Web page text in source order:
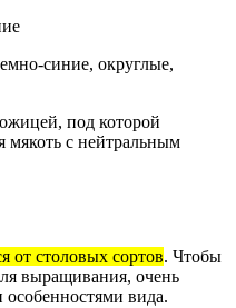
синие, округлые,
под которой
мякоть с нейтральным
от столовых сортов. Чтобы
выращивания, очень
вида.